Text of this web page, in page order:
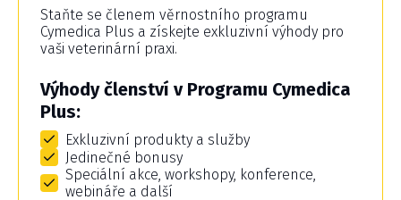
Staňte se členem věrnostního programu
Cymedica Plus a získejte exkluzivní výhody pro
vaši veterinární praxi.
Výhody členství v Programu Cymedica
Plus:
Exkluzivní produkty a služby
Jedinečné bonusy
Speciální akce, workshopy, konference,
webináře a další